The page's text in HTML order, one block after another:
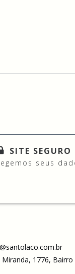
SITE SEGURO
seus
Miranda, 1776,